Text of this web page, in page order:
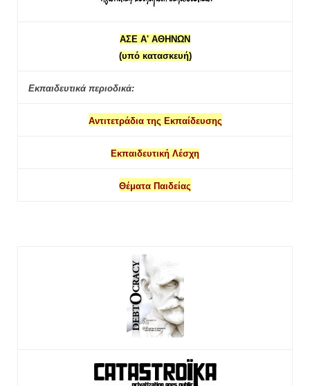
ΑΣΕ Α' ΑΘΗΝΩΝ
(υπό κατασκευή)
Εκπαιδευτικά περιοδικά:
Αντιτετράδια της Εκπαίδευσης
Εκπαιδευτική Λέσχη
Θέματα Παιδείας